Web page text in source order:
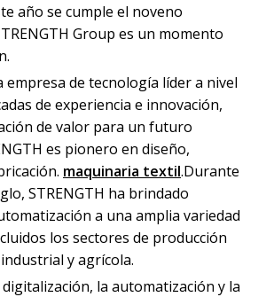
año se cumple el noveno
Group es un momento
empresa de tecnología líder a nivel
de experiencia e innovación,
de valor para un futuro
es pionero en diseño,
maquinaria textil.Durante
STRENGTH ha brindado
a una amplia variedad
los sectores de producción
y agrícola.
la automatización y la